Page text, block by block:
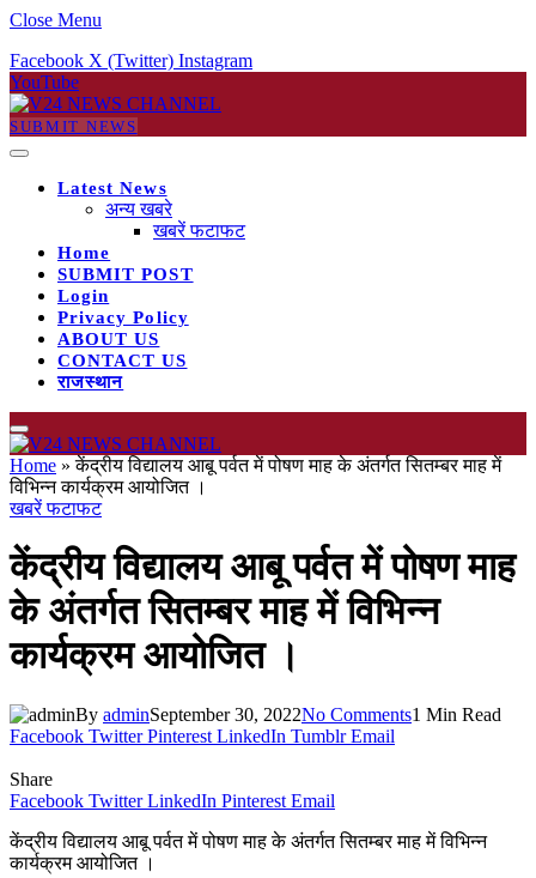
Close Menu
Facebook X (Twitter) Instagram
YouTube
SUBMIT NEWS
Latest News
अन्य खबरे
खबरें फटाफट
Home
SUBMIT POST
Login
Privacy Policy
ABOUT US
CONTACT US
राजस्थान
Home »केंद्रीय विद्यालय आबू पर्वत में पोषण माह के अंतर्गत सितम्बर माह में
विभिन्न कार्यक्रम आयोजित ।
खबरें फटाफट
केंद्रीय विद्यालय आबू पर्वत में पोषण माह
के अंतर्गत सितम्बर माह में विभिन्न
कार्यक्रम आयोजित ।
By adminSeptember 30, 2022No Comments1 Min Read
Facebook Twitter Pinterest LinkedIn Tumblr Email
Share
Facebook Twitter LinkedIn Pinterest Email
केंद्रीय विद्यालय आबू पर्वत में पोषण माह के अंतर्गत सितम्बर माह में विभिन्न
कार्यक्रम आयोजित ।